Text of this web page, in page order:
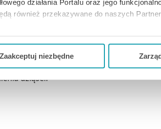
działania Portalu oraz jego
również przekazywane do naszych
dostosować swoją zgodę i wybrać tylko
które nie są niezbędne dla
Zaakceptuj niezbędneprotez. Wyposażona w dwie
przeznaczona do usuwania płytki
dziąseł.